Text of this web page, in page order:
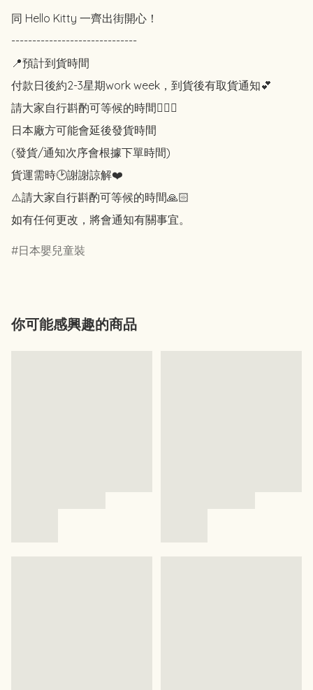
同 Hello Kitty 一齊出街開心！
------------------------------
📍預計到貨時間
付款日後約2-3星期work week，到貨後有取貨通知💕
請大家自行斟酌可等候的時間🙇🏻‍♀️
日本廠方可能會延後發貨時間
(發貨/通知次序會根據下單時間)
貨運需時🕑謝謝諒解❤️
⚠️請大家自行斟酌可等候的時間🙏🏻
如有任何更改，將會通知有關事宜。
日本嬰兒童裝
你可能感興趣的商品